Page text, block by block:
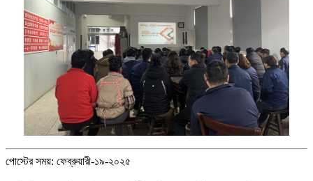
পোস্টের সময়: ফেব্রুয়ারী-১৯-২০২৫